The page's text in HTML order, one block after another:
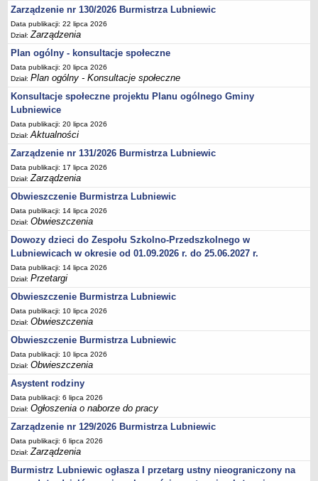
Dyżury Przewodniczącego Rady Miejskiej
Transmisja z obrad sesji
Zadania i uprawnienia
Skład Rady Miejskiej
Plan pracy Rady Miejskiej
Terminy posiedzeń Rady
Głosowania
Protokoły z posiedzeń Rady Miejskiej
Składy Komisji
Terminy posiedzeń Komisji
Plan pracy Komisji Rewizyjnej
Plan pracy pozostałych Komisji
Oświadczenia majątkowe
Interpelacje radnych wraz z odpowiedziami
Zapytania radnych wraz z odpowiedziami
Apele
Biblioteka - Centrum Kultury
Zespół Szkolno-Przedszkolny
Miejsko-Gminny Ośrodek Pomocy Społecznej
Zakład Gospodarki Komunalnej
Środowiskowy Dom Samopomocy
MAJĄTEK I FINANSE
Budżet Gminy
Majątek Gminy
Sprawozdania z wykonania budżetu - kwartalne
Zarządzenie nr 130/2026 Burmistrza Lubniewic
Data publikacji: 22 lipca 2026
Dział:Zarządzenia
Plan ogólny - konsultacje społeczne
Data publikacji: 20 lipca 2026
Dział:Plan ogólny - Konsultacje społeczne
Konsultacje społeczne projektu Planu ogólnego Gminy
Lubniewice
Data publikacji: 20 lipca 2026
Dział:Aktualności
Zarządzenie nr 131/2026 Burmistrza Lubniewic
Data publikacji: 17 lipca 2026
Dział:Zarządzenia
Obwieszczenie Burmistrza Lubniewic
Data publikacji: 14 lipca 2026
Dział:Obwieszczenia
Dowozy dzieci do Zespołu Szkolno-Przedszkolnego w
Lubniewicach w okresie od 01.09.2026 r. do 25.06.2027 r.
Data publikacji: 14 lipca 2026
Dział:Przetargi
Obwieszczenie Burmistrza Lubniewic
Data publikacji: 10 lipca 2026
Dział:Obwieszczenia
Obwieszczenie Burmistrza Lubniewic
Data publikacji: 10 lipca 2026
Dział:Obwieszczenia
Asystent rodziny
Data publikacji: 6 lipca 2026
Dział:Ogłoszenia o naborze do pracy
Zarządzenie nr 129/2026 Burmistrza Lubniewic
Data publikacji: 6 lipca 2026
Dział:Zarządzenia
Burmistrz Lubniewic ogłasza I przetarg ustny nieograniczony na